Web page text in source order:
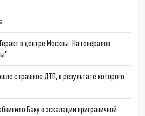
в центре Москвы: На генералов
страшное ДТП, в результате которого
Баку в эскалации приграничной